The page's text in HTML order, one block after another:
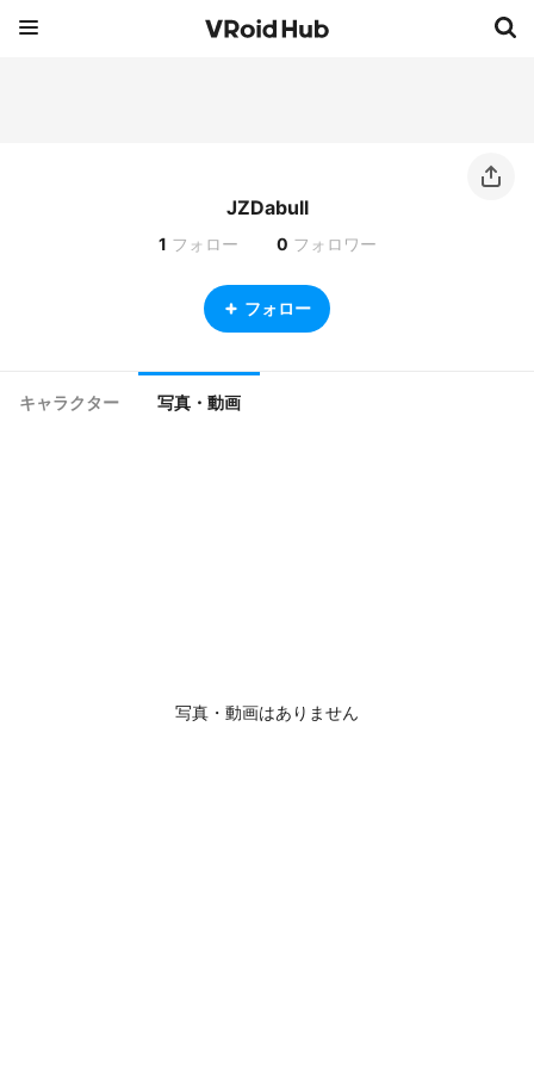
JZDabull
1 フォロー 0 フォロワー
フォロー
キャラクター 写真・動画
写真・動画はありません